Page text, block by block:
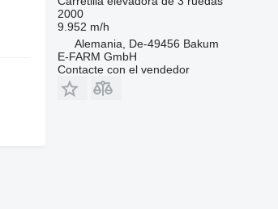
2000
9.952 m/h
Alemania, De-49456 Bakum
E-FARM GmbH
Contacte con el vendedor